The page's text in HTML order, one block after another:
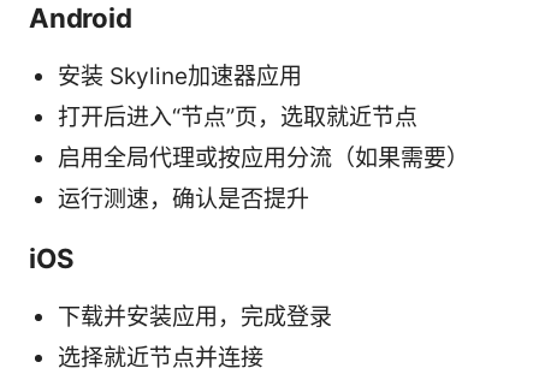
Android
安装 Skyline加速器应用
打开后进入“节点”页，选取就近节点
启用全局代理或按应用分流（如果需要）
运行测速，确认是否提升
iOS
下载并安装应用，完成登录
选择就近节点并连接